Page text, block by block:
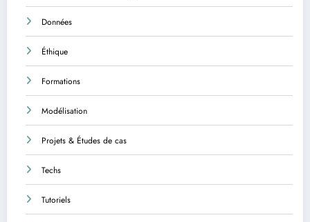
Données
Éthique
Formations
Modélisation
Projets & Études de cas
Techs
Tutoriels